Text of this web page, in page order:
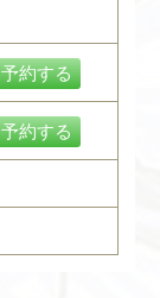
予約する
予約する